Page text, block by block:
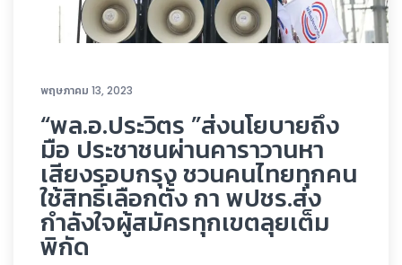
พฤษภาคม 13, 2023
“พล.อ.ประวิตร ”ส่งนโยบายถึง
มือ ประชาชนผ่านคาราวานหา
เสียงรอบกรุง ชวนคนไทยทุกคน
ใช้สิทธิ์เลือกตั้ง กา พปชร.ส่ง
กำลังใจผู้สมัครทุกเขตลุยเต็ม
พิกัด